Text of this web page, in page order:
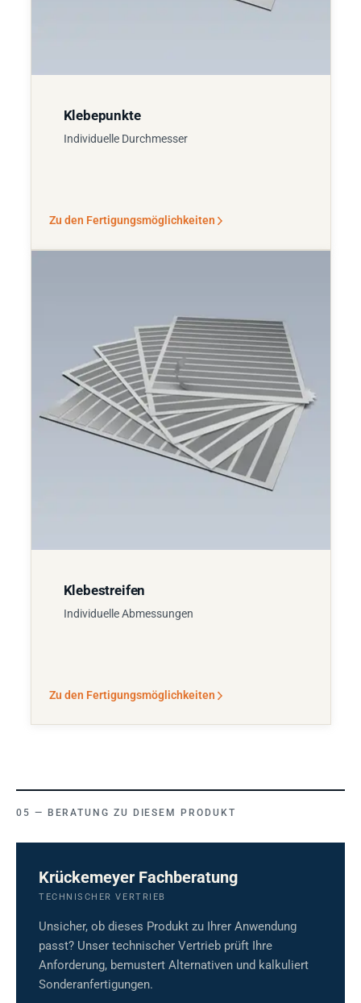
Klebepunkte
Individuelle Durchmesser
Zu den Fertigungsmöglichkeiten
Klebestreifen
Individuelle Abmessungen
Zu den Fertigungsmöglichkeiten
BERATUNG ZU DIESEM PRODUKT
Krückemeyer Fachberatung
TECHNISCHER VERTRIEB
Unsicher, ob dieses Produkt zu Ihrer Anwendung
passt? Unser technischer Vertrieb prüft Ihre
Anforderung, bemustert Alternativen und kalkuliert
Sonderanfertigungen.